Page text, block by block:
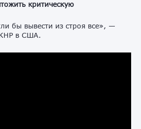
критическую
бы вывести из строя все», —
КНР в США.